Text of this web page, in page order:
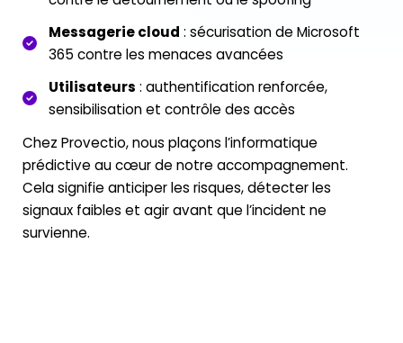
Messagerie cloud : sécurisation de Microsoft
365 contre les menaces avancées
Utilisateurs : authentification renforcée,
sensibilisation et contrôle des accès
Chez Provectio, nous plaçons l’informatique
prédictive au cœur de notre accompagnement.
Cela signifie anticiper les risques, détecter les
signaux faibles et agir avant que l’incident ne
survienne.